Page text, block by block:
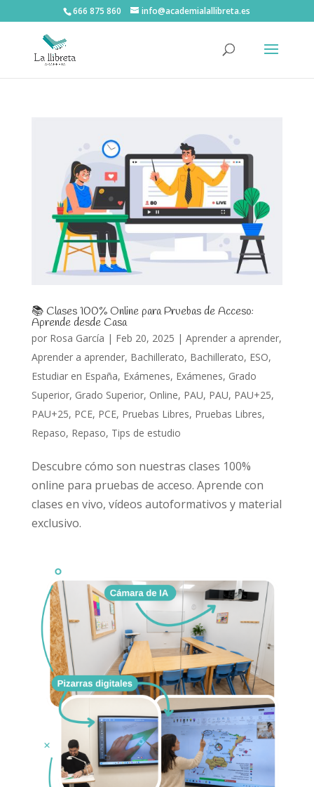
666 875 860 info@academialallibreta.es
📚 Clases 100% Online para Pruebas de Acceso:
Aprende desde Casa
por Rosa García | Feb 20, 2025 | Aprender a aprender,
Aprender a aprender, Bachillerato, Bachillerato, ESO,
Estudiar en España, Exámenes, Exámenes, Grado
Superior, Grado Superior, Online, PAU, PAU, PAU+25,
PAU+25, PCE, PCE, Pruebas Libres, Pruebas Libres,
Repaso, Repaso, Tips de estudio
Descubre cómo son nuestras clases 100%
online para pruebas de acceso. Aprende con
clases en vivo, vídeos autoformativos y material
exclusivo.